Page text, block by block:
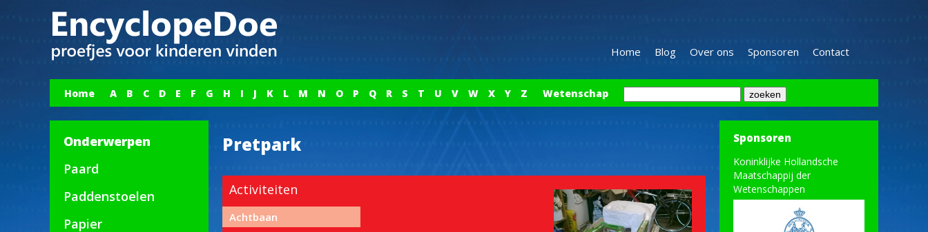
Home Blog Over ons Sponsoren Contact
Home A B C D E F G H I J K L M N O P Q R S T U V W X Y Z Wetenschap
Onderwerpen
Paard
Paddenstoelen
Papier
Pretpark
Activiteiten
Achtbaan
Sponsoren
Koninklijke Hollandsche
Maatschappij der
Wetenschappen